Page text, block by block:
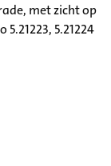
met zicht op
5.21224